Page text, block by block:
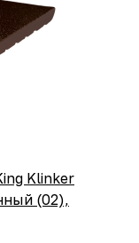
Klinker
(02),